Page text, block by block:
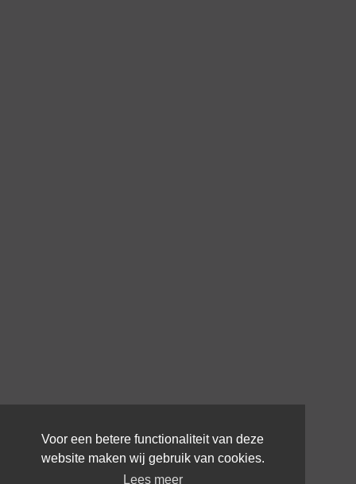
Voor een betere functionaliteit van deze
website maken wij gebruik van cookies.
Lees meer